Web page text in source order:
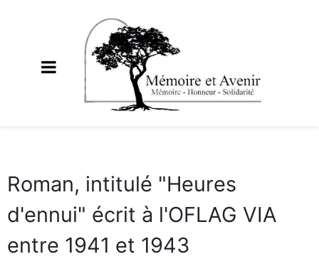
Roman, intitulé "Heures
d'ennui" écrit à l'OFLAG VIA
entre 1941 et 1943